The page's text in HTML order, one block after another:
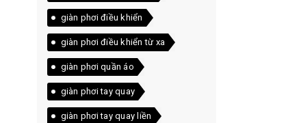
giàn phơi điều khiển
giàn phơi điều khiển từ xa
giàn phơi quần áo
giàn phơi tay quay
giàn phơi tay quay liền